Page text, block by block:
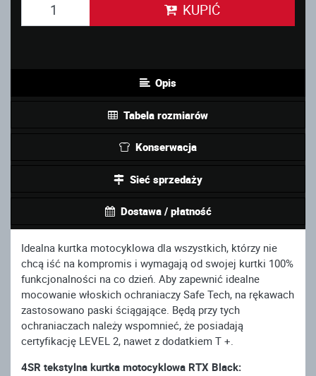
KUPIĆ
Opis
Tabela rozmiarów
Konserwacja
Sieć sprzedaży
Dostawa / płatność
Idealna kurtka motocyklowa dla wszystkich, którzy nie
chcą iść na kompromis i wymagają od swojej kurtki 100%
funkcjonalności na co dzień. Aby zapewnić idealne
mocowanie włoskich ochraniaczy Safe Tech, na rękawach
zastosowano paski ściągające. Będą przy tych
ochraniaczach należy wspomnieć, że posiadają
certyfikację LEVEL 2, nawet z dodatkiem T +.
4SR tekstylna kurtka motocyklowa RTX Black: